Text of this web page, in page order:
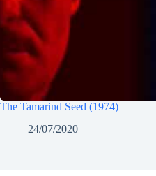
The Tamarind Seed (1974)
24/07/2020